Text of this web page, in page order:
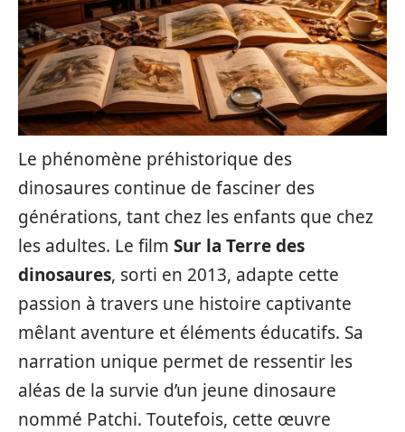
Le phénomène préhistorique des
dinosaures continue de fasciner des
générations, tant chez les enfants que chez
les adultes. Le film Sur la Terre des
dinosaures, sorti en 2013, adapte cette
passion à travers une histoire captivante
mêlant aventure et éléments éducatifs. Sa
narration unique permet de ressentir les
aléas de la survie d’un jeune dinosaure
nommé Patchi. Toutefois, cette œuvre